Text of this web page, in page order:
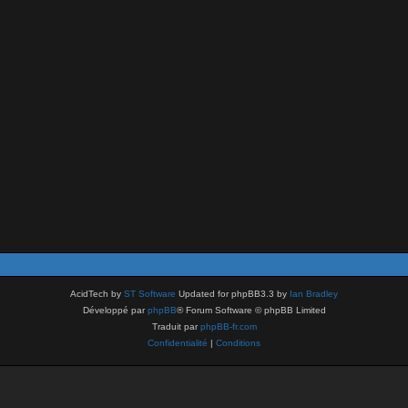
AcidTech by ST Software Updated for phpBB3.3 by Ian Bradley
Développé parphpBB® Forum Software © phpBB Limited
Traduit parphpBB-fr.com
Confidentialité | Conditions